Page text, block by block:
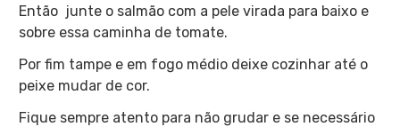
Então junte o salmão com a pele virada para baixo e
sobre essa caminha de tomate.
Por fim tampe e em fogo médio deixe cozinhar até o
peixe mudar de cor.
Fique sempre atento para não grudar e se necessário